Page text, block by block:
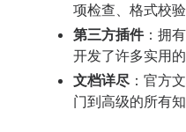
项检查、格式校验
第三方插件：拥
开发了许多实用的
文档详尽 ：官方
门到高级的所有知